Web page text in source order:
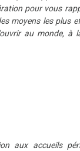
pour vous
moyens les plus
au monde, à
aux accueils